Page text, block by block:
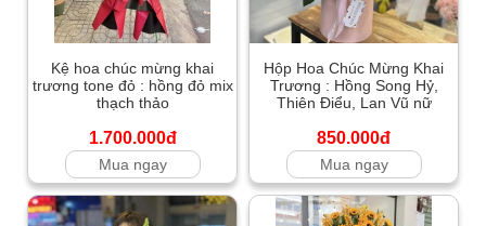
Kệ hoa chúc mừng khai
trương tone đỏ : hồng đỏ mix
thạch thảo
1.700.000đ
Mua ngay
Hộp Hoa Chúc Mừng Khai
Trương : Hồng Song Hỷ,
Thiên Điểu, Lan Vũ nữ
850.000đ
Mua ngay